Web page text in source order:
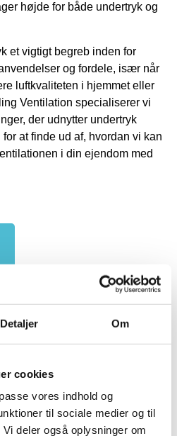
Detaljer Om
cookies
vores indhold og
til sociale medier og til
deler også oplysninger om
højde for både undertryk og
et vigtigt begreb inden for
og fordele, især når
luftkvaliteten i hjemmet eller
Ventilation specialiserer vi
der udnytter undertryk
at finde ud af, hvordan vi kan
i din ejendom med
af ventilationsanlæg
med priser